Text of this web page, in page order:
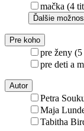
mačka (4
Ďalšie
Pre koho
pre ženy
pre deti a
Autor
Petra
Maja
Tabitha